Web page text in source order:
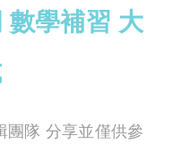
數學補習 大
團隊 分享並僅供參